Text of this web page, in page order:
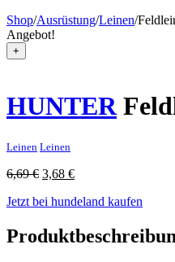
Shop/Ausrüstung/Leinen/
Angebot!
+
HUNTER
Leinen Leinen
6,69€ Ursprünglicher
war:
3,68 €Aktueller
ist:
Jetzt bei hundeland kaufen